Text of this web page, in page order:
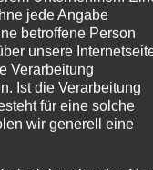
jede Angabe
betroffene Person
unsere
Verarbeitung
Ist die Verarbeitung
für eine solche
wir generell eine